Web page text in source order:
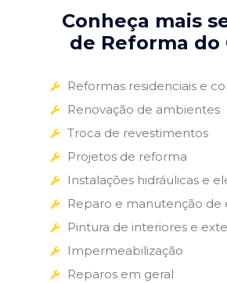
Conheça mais
de Reforma do
Reformas residenciais e
Renovação de ambientes
Troca de revestimentos
Projetos de reforma
Instalações hidráulicas e
Reparo e manutenção de
Pintura de interiores e
Impermeabilização
Reparos em geral